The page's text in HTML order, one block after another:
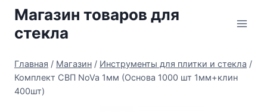
Перейти
содержимому
Магазин товаров для
стекла
Главная / Магазин / Инструменты для плитки и стекла /
Комплект СВП NoVa 1мм (Основа 1000 шт 1мм+клин
400шт)